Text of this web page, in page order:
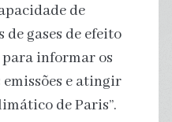
de
gases de efeito
para informar os
e atingir
de Paris”.